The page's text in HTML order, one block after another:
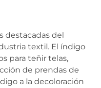
destacadas del
textil. El índigo
para teñir telas,
de prendas de
a la decoloración